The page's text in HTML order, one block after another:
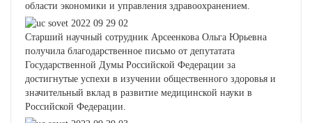
области экономики и управления здравоохранением.
Старший научный сотрудник Арсеенкова Ольга Юрьевна
получила благодарственное письмо от депутатата
Государственной Думы Российской Федерации за
достигнутые успехи в изучении общественного здоровья и
значительный вклад в развитие медицинской науки в
Российской Федерации.